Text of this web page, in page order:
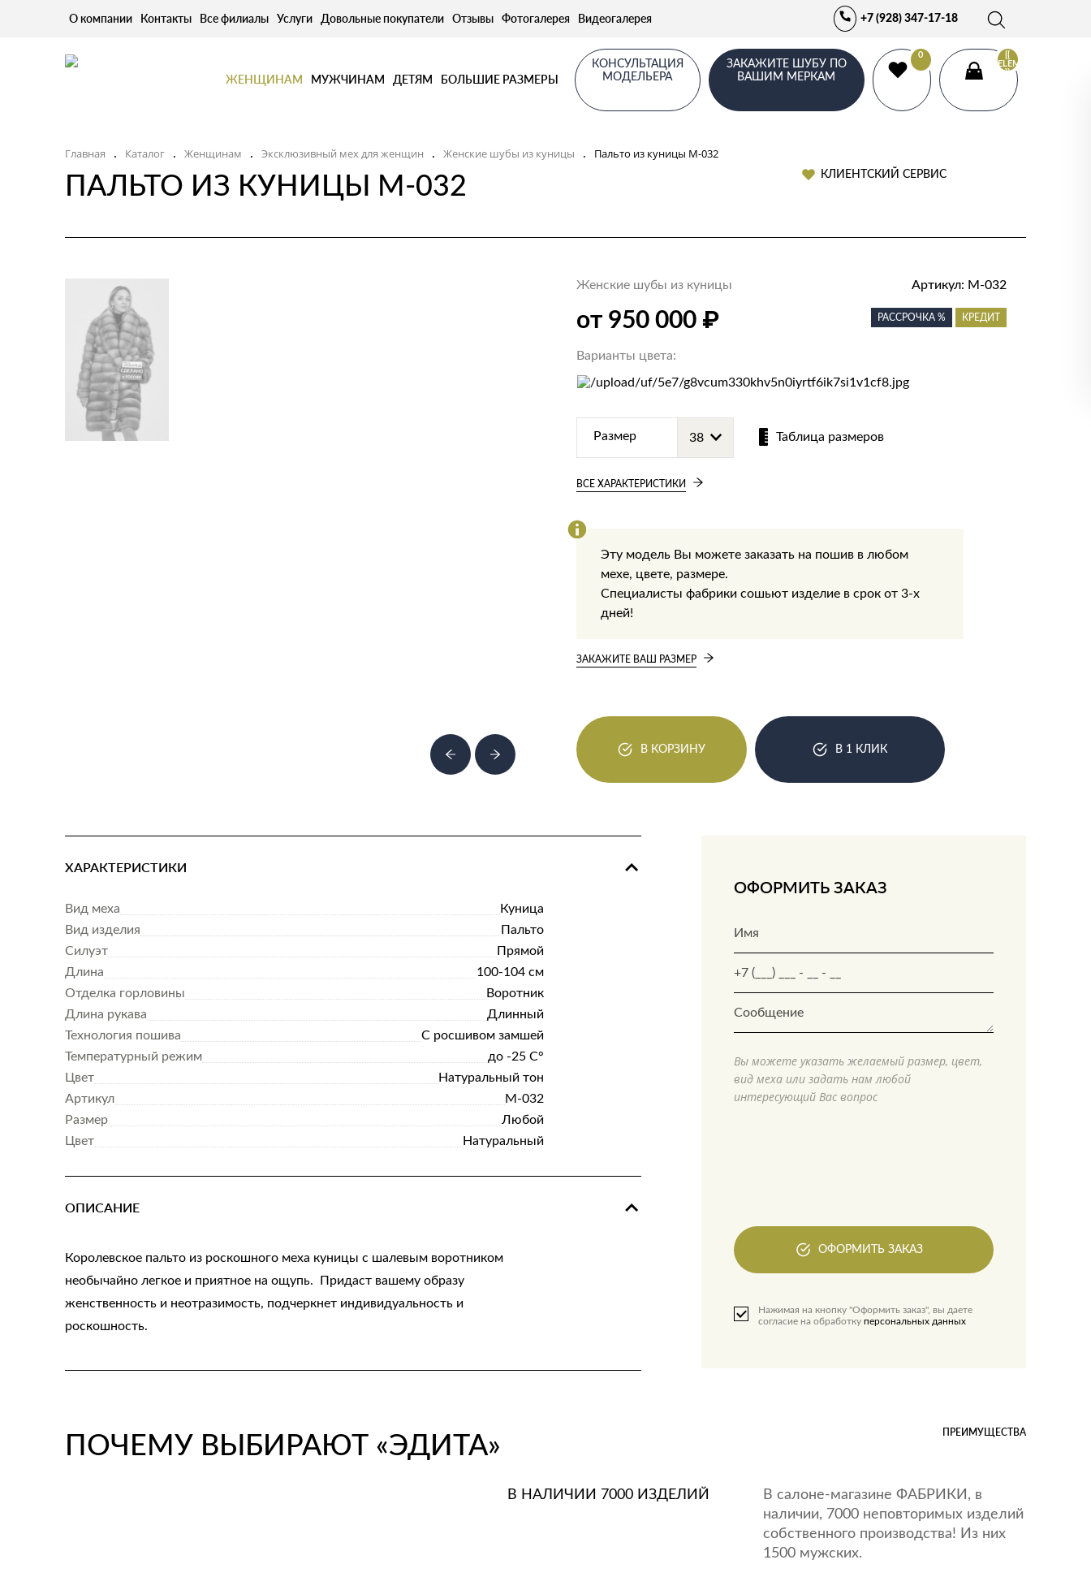
О компании Контакты Все филиалы Услуги Довольные покупатели Отзывы Фотогалерея Видеогалерея +7 (928) 347-17-18
ЖЕНЩИНАМ МУЖЧИНАМ ДЕТЯМ БОЛЬШИЕ РАЗМЕРЫ
КОНСУЛЬТАЦИЯ
МОДЕЛЬЕРА
ЗАКАЖИТЕ ШУБУ ПО
ВАШИМ МЕРКАМ
0
{{
ELEMENTS.LENGTH
}}
Главная . Каталог . Женщинам . Эксклюзивный мех для женщин . Женские шубы из куницы . Пальто из куницы М-032
ПАЛЬТО ИЗ КУНИЦЫ М-032 КЛИЕНТСКИЙ СЕРВИС
Женские шубы из куницы Артикул: М-032
от 950 000 ₽ РАССРОЧКА % КРЕДИТ
Варианты цвета:
Размер Таблица размеров
ВСЕ ХАРАКТЕРИСТИКИ
Эту модель Вы можете заказать на пошив в любом
мехе, цвете, размере.
Специалисты фабрики сошьют изделие в срок от 3-х
дней!
ЗАКАЖИТЕ ВАШ РАЗМЕР
В КОРЗИНУ В 1 КЛИК
ХАРАКТЕРИСТИКИ
Вид меха
Куница
Вид изделия
Пальто
Силуэт
Прямой
Длина
100-104 см
Отделка горловины
Воротник
Длина рукава
Длинный
Технология пошива
С росшивом замшей
Температурный режим
до -25 С°
Цвет
Натуральный тон
Артикул
М-032
Размер
Любой
Цвет
Натуральный
ОПИСАНИЕ
Королевское пальто из роскошного меха куницы с шалевым воротником
необычайно легкое и приятное на ощупь. Придаст вашему образу
женственность и неотразимость, подчеркнет индивидуальность и
роскошность.
ОФОРМИТЬ ЗАКАЗ
Вы можете указать желаемый размер, цвет,
вид меха или задать нам любой
интересующий Вас вопрос
ОФОРМИТЬ ЗАКАЗ
Нажимая на кнопку "Оформить заказ", вы даете
согласие на обработку персональных данных
ПОЧЕМУ ВЫБИРАЮТ «ЭДИТА» ПРЕИМУЩЕСТВА
В НАЛИЧИИ 7000 ИЗДЕЛИЙ
В салоне-магазине ФАБРИКИ, в
наличии, 7000 неповторимых изделий
собственного производства! Из них
1500 мужских.